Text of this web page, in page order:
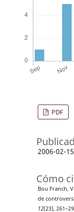
PDF
2006-02-15
Cómo
Bou Franch,
de
12(23),